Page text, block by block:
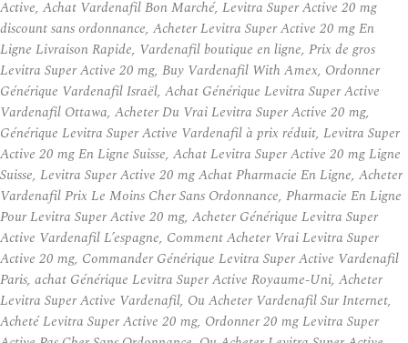
Active, Achat Vardenafil Bon Marché, Levitra Super Active 20 mg
discount sans ordonnance, Acheter Levitra Super Active 20 mg En
Ligne Livraison Rapide, Vardenafil boutique en ligne, Prix de gros
Levitra Super Active 20 mg, Buy Vardenafil With Amex, Ordonner
Générique Vardenafil Israël, Achat Générique Levitra Super Active
Vardenafil Ottawa, Acheter Du Vrai Levitra Super Active 20 mg,
Générique Levitra Super Active Vardenafil à prix réduit, Levitra Super
Active 20 mg En Ligne Suisse, Achat Levitra Super Active 20 mg Ligne
Suisse, Levitra Super Active 20 mg Achat Pharmacie En Ligne, Acheter
Vardenafil Prix Le Moins Cher Sans Ordonnance, Pharmacie En Ligne
Pour Levitra Super Active 20 mg, Acheter Générique Levitra Super
Active Vardenafil L’espagne, Comment Acheter Vrai Levitra Super
Active 20 mg, Commander Générique Levitra Super Active Vardenafil
Paris, achat Générique Levitra Super Active Royaume-Uni, Acheter
Levitra Super Active Vardenafil, Ou Acheter Vardenafil Sur Internet,
Acheté Levitra Super Active 20 mg, Ordonner 20 mg Levitra Super